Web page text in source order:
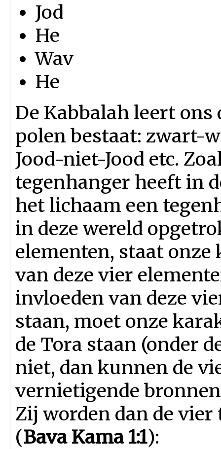
Jod
He
Wav
He
De Kabbalah leert
polen bestaat: zwart-
Jood-niet-Jood etc.
tegenhanger heeft in
het lichaam een
in deze wereld
elementen, staat
van deze vier
invloeden van deze
staan, moet onze
de Tora staan (onder
niet, dan kunnen de
vernietigende
Zij worden dan de
(Bava Kama 1:1):